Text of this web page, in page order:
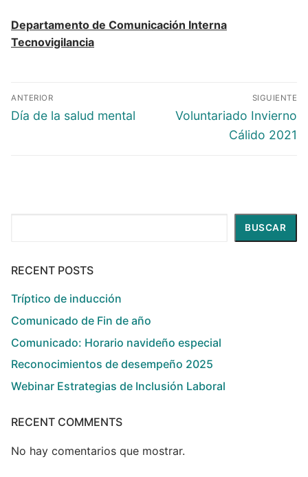
Departamento de Comunicación Interna
Tecnovigilancia
ANTERIOR
Día de la salud mental
SIGUIENTE
Voluntariado Invierno
Cálido 2021
BUSCAR
RECENT POSTS
Tríptico de inducción
Comunicado de Fin de año
Comunicado: Horario navideño especial
Reconocimientos de desempeño 2025
Webinar Estrategias de Inclusión Laboral
RECENT COMMENTS
No hay comentarios que mostrar.